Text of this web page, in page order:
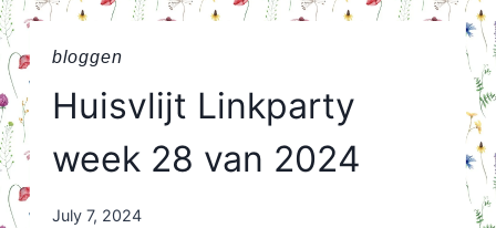
bloggen
Huisvlijt Linkparty
week 28 van 2024
By
July 7, 2024